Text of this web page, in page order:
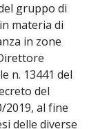
gruppo di
materia di
in zone
n. 13441 del
del
2019, al fine
delle diverse